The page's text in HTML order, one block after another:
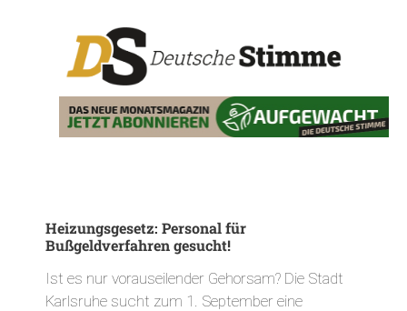
Heizungsgesetz: Personal für
Bußgeldverfahren gesucht!
Ist es nur vorauseilender Gehorsam? Die Stadt
Karlsruhe sucht zum 1. September eine